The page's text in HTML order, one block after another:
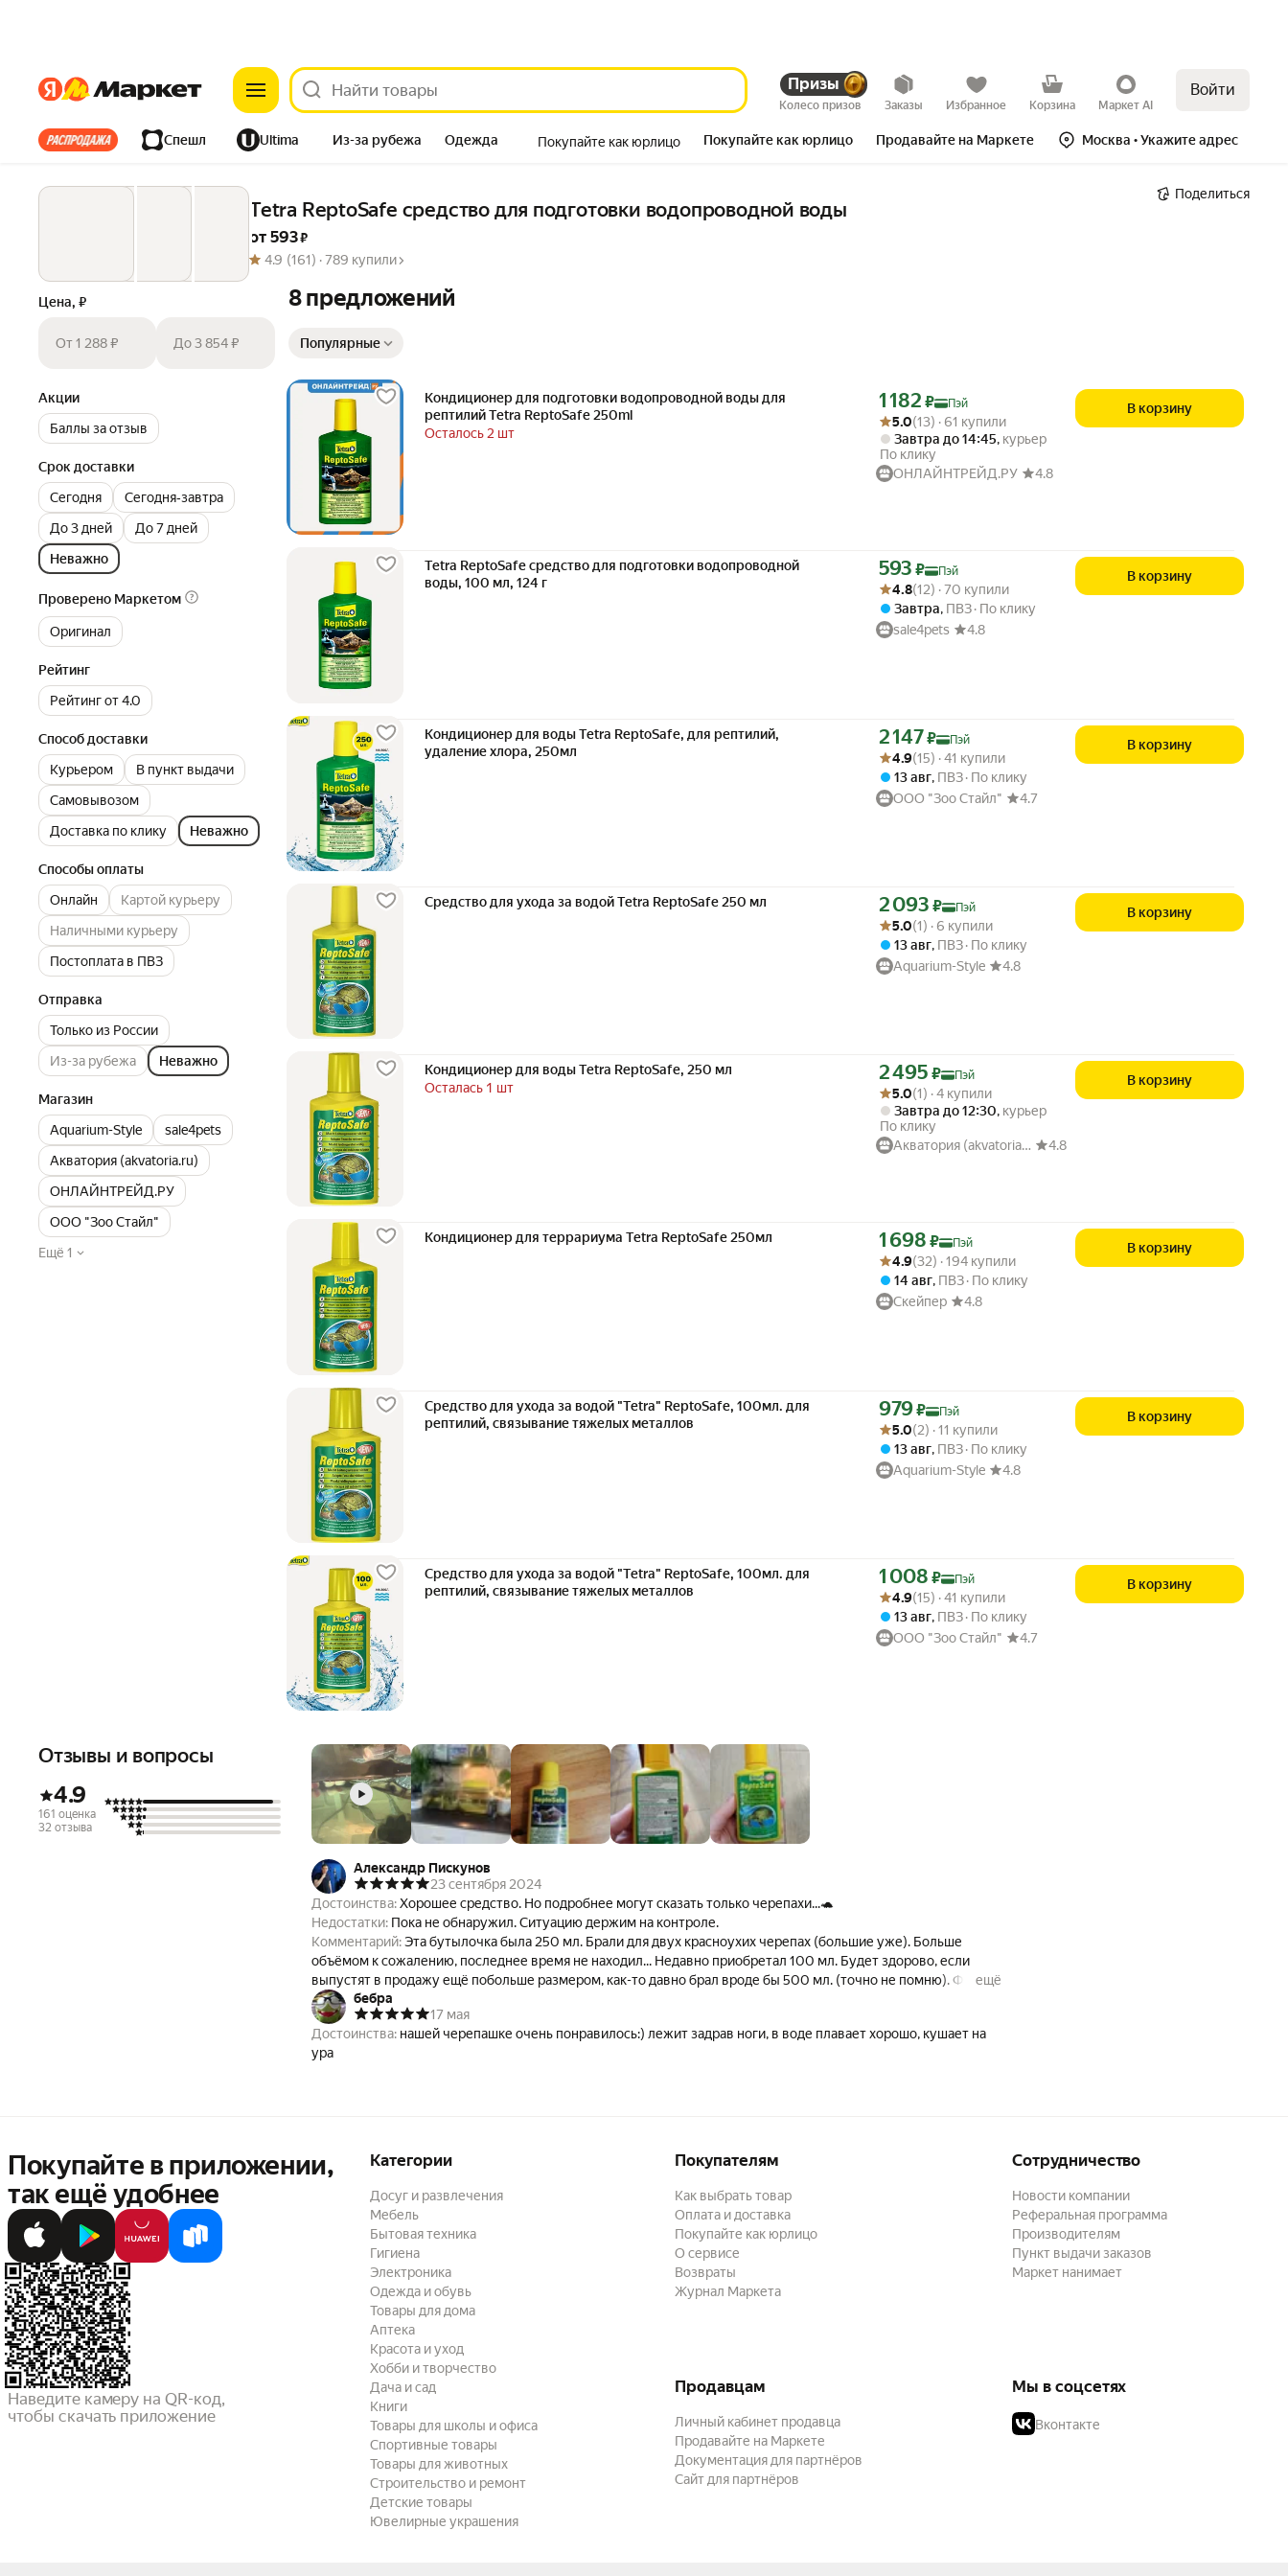
ЯндексЯндекс Призы
Колесо призов Заказы Избранное Корзина Маркет AI
Войти
Все хиты Спешл Ultima Из-за рубежа Одежда
Дом Ремонт Детям Красота
Покупайте как юрлицо Покупайте как юрлицо Продавайте на Маркете Москва • Укажите адрес
Tetra ReptoSafe средство для подготовки водопроводной воды
от 593 ₽
4.9 (161) ·789 купили
Поделиться
Цена, ₽
От 1 288 ₽ До 3 854 ₽
Акции
Баллы за отзыв
Срок доставки
Сегодня
Сегодня‐завтра
До 3 дней
До 7 дней
Неважно
Проверено Маркетом
Оригинал
Рейтинг
Рейтинг от 4.0
Способ доставки
Курьером
В пункт выдачи
Самовывозом
Доставка по клику
Неважно
Способы оплаты
Онлайн
Картой курьеру
Наличными курьеру
Постоплата в ПВЗ
Отправка
Только из России
Из-за рубежа
Неважно
Магазин
Aquarium-Style
sale4pets
Акватория (akvatoria.ru)
ОНЛАЙНТРЕЙД.РУ
ООО "Зоо Стайл"
Ещё 1
8 предложений
Популярные
Кондиционер для подготовки водопроводной воды для
рептилий Tetra ReptoSafe 250ml
Осталось 2 шт
Цена с картой Яндекс Пэй 1182 ₽ вместо
1 182 ₽
Пэй
Рейтинг товара: 5.0 из 5
Оценок: (13) · 61 купили
5.0(13) · 61 купили
Завтра до 14:45, курьер
По клику
ОНЛАЙНТРЕЙД.РУ
4.8
В корзину
Tetra ReptoSafe средство для подготовки водопроводной
воды, 100 мл, 124 г
Цена с картой Яндекс Пэй 593 ₽ вместо
593 ₽
Пэй
Рейтинг товара: 4.8 из 5
Оценок: (12) · 70 купили
4.8(12) · 70 купили
Завтра, ПВЗ По клику
sale4pets
4.8
В корзину
Кондиционер для воды Tetra ReptoSafe, для рептилий,
удаление хлора, 250мл
Цена с картой Яндекс Пэй 2147 ₽ вместо
2 147₽
Пэй
Рейтинг товара: 4.9 из 5
Оценок: (15) · 41 купили
4.9(15) · 41 купили
13 авг, ПВЗ По клику
ООО "Зоо Стайл"
4.7
В корзину
Средство для ухода за водой Tetra ReptoSafe 250 мл Цена с картой Яндекс Пэй 2093 ₽ вместо
2 093 ₽
Пэй
Рейтинг товара: 5.0 из 5
Оценок: (1) · 6 купили
5.0(1) · 6 купили
13 авг, ПВЗ По клику
Aquarium-Style
4.8
В корзину
Кондиционер для воды Tetra ReptoSafe, 250 мл
Осталась 1 шт
Цена с картой Яндекс Пэй 2495 ₽ вместо
2 495 ₽
Пэй
Рейтинг товара: 5.0 из 5
Оценок: (1) · 4 купили
5.0(1) · 4 купили
Завтра до 12:30, курьер
По клику
Акватория (akvatoria.ru)
4.8
В корзину
Кондиционер для террариума Tetra ReptoSafe 250мл Цена с картой Яндекс Пэй 1698 ₽ вместо
1 698 ₽
Пэй
Рейтинг товара: 4.9 из 5
Оценок: (32) · 194 купили
4.9(32) · 194 купили
14 авг, ПВЗ По клику
Скейпер
4.8
В корзину
Средство для ухода за водой "Tetra" ReptoSafe, 100мл. для
рептилий, связывание тяжелых металлов
Цена с картой Яндекс Пэй 979 ₽ вместо
979₽
Пэй
Рейтинг товара: 5.0 из 5
Оценок: (2) · 11 купили
5.0(2) · 11 купили
13 авг, ПВЗ По клику
Aquarium-Style
4.8
В корзину
Средство для ухода за водой "Tetra" ReptoSafe, 100мл. для
рептилий, связывание тяжелых металлов
Цена с картой Яндекс Пэй 1008 ₽ вместо
1 008 ₽
Пэй
Рейтинг товара: 4.9 из 5
Оценок: (15) · 41 купили
4.9(15) · 41 купили
13 авг, ПВЗ По клику
ООО "Зоо Стайл"
4.7
В корзину
Отзывы и вопросы
4.9
161 оценка
32 отзыва
Александр Пискунов
23 сентября 2024
Достоинства:Хорошее средство. Но подробнее могут сказать только черепахи...🐢
Недостатки: Пока не обнаружил. Ситуацию держим на контроле.
Комментарий:Эта бутылочка была 250 мл. Брали для двух красноухих черепах (большие уже). Больше
объёмом к сожалению, последнее время не находил... Недавно приобретал 100 мл. Будет здорово, если
выпустят в продажу ещё побольше размером, как-то давно брал вроде бы 500 мл. (точно не помню). Фото
не осталось, к сожалению.
ещё
бебра
17 мая
Достоинства: нашей черепашке очень понравилось:) лежит задрав ноги, в воде плавает хорошо, кушает на
ура
Покупайте в приложении,
так ещё удобнее
Наведите камеру на QR-код,
чтобы скачать приложение
Категории
Досуг и развлечения
Мебель
Бытовая техника
Гигиена
Электроника
Одежда и обувь
Товары для дома
Аптека
Красота и уход
Хобби и творчество
Дача и сад
Книги
Товары для школы и офиса
Спортивные товары
Товары для животных
Строительство и ремонт
Детские товары
Ювелирные украшения
Покупателям
Как выбрать товар
Оплата и доставка
Покупайте как юрлицо
О сервисе
Возвраты
Журнал Маркета
Сотрудничество
Новости компании
Реферальная программа
Производителям
Пункт выдачи заказов
Маркет нанимает
Продавцам
Личный кабинет продавца
Продавайте на Маркете
Документация для партнёров
Сайт для партнёров
Мы в соцсетях
Вконтакте